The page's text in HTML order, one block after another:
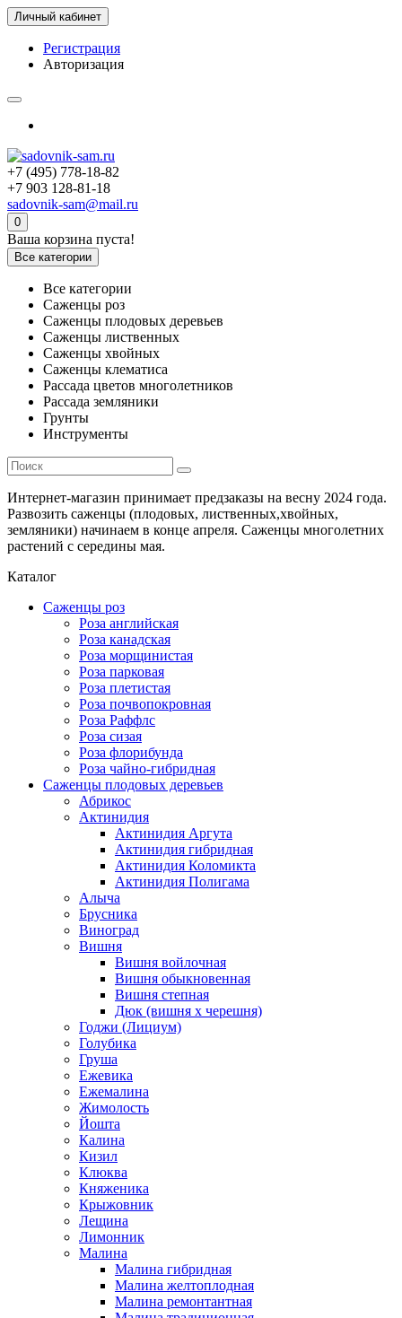
Личный кабинет
Регистрация
Авторизация
+7 (495) 778-18-82
+7 903 128-81-18
sadovnik-sam@mail.ru
0
Ваша корзина пуста!
Все категории
Все категории
Саженцы роз
Саженцы плодовых деревьев
Саженцы лиственных
Саженцы хвойных
Саженцы клематиса
Рассада цветов многолетников
Рассада земляники
Грунты
Инструменты
Интернет-магазин принимает предзаказы на весну 2024 года.
Развозить саженцы (плодовых, лиственных,хвойных,
земляники) начинаем в конце апреля. Саженцы многолетних
растений с середины мая.
Каталог
Саженцы роз
Роза английская
Роза канадская
Роза морщинистая
Роза парковая
Роза плетистая
Роза почвопокровная
Роза Раффлс
Роза сизая
Роза флорибунда
Роза чайно-гибридная
Саженцы плодовых деревьев
Абрикос
Актинидия
Актинидия Аргута
Актинидия гибридная
Актинидия Коломикта
Актинидия Полигама
Алыча
Брусника
Виноград
Вишня
Вишня войлочная
Вишня обыкновенная
Вишня степная
Дюк (вишня х черешня)
Годжи (Лициум)
Голубика
Груша
Ежевика
Ежемалина
Жимолость
Йошта
Калина
Кизил
Клюква
Княженика
Крыжовник
Лещина
Лимонник
Малина
Малина гибридная
Малина желтоплодная
Малина ремонтантная